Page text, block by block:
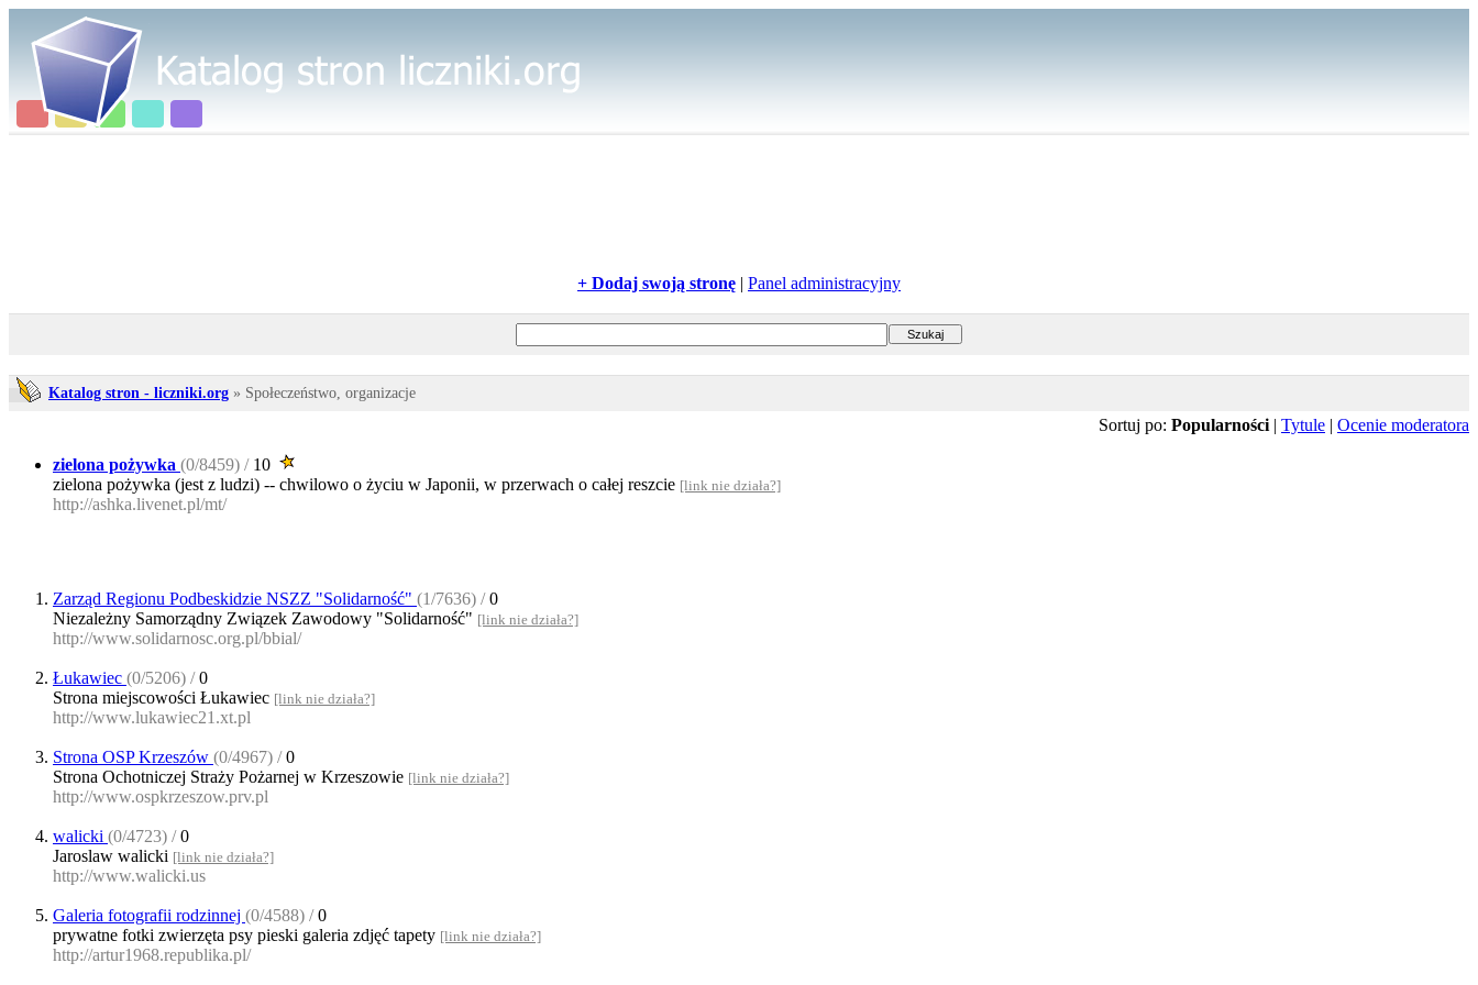
+ Dodaj swoją stronę | Panel administracyjny
Katalog stron - liczniki.org » Społeczeństwo, organizacje
Sortuj po: Popularności | Tytule | Ocenie moderatora
zielona pożywka (0/8459) /10
zielona pożywka (jest z ludzi) -- chwilowo o życiu w Japonii, w przerwach o całej reszcie [link nie działa?]
http://ashka.livenet.pl/mt/
Zarząd Regionu Podbeskidzie NSZZ "Solidarność" (1/7636) /0
Niezależny Samorządny Związek Zawodowy "Solidarność" [link nie działa?]
http://www.solidarnosc.org.pl/bbial/
Łukawiec (0/5206) /0
Strona miejscowości Łukawiec [link nie działa?]
http://www.lukawiec21.xt.pl
Strona OSP Krzeszów (0/4967) /0
Strona Ochotniczej Straży Pożarnej w Krzeszowie [link nie działa?]
http://www.ospkrzeszow.prv.pl
walicki (0/4723) /0
Jaroslaw walicki [link nie działa?]
http://www.walicki.us
Galeria fotografii rodzinnej (0/4588) /0
prywatne fotki zwierzęta psy pieski galeria zdjęć tapety [link nie działa?]
http://artur1968.republika.pl/